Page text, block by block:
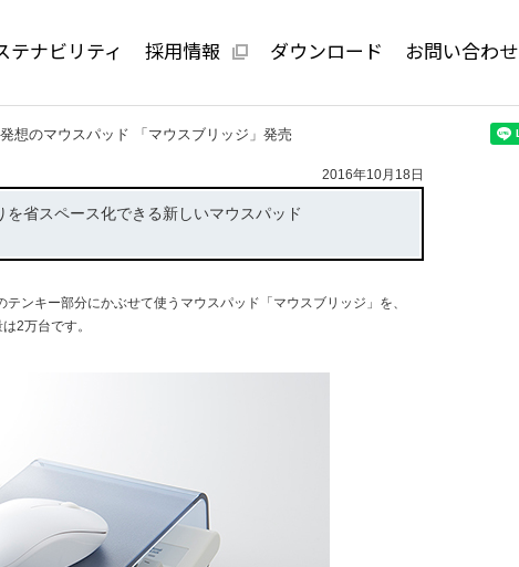
テナビリティ 採用情報 ダウンロード お問い合わせ
想のマウスパッド 「マウスブリッジ」発売
2016年10月18日
省スペース化できる新しいマウスパッド
ンキー部分にかぶせて使うマウスパッド「マウスブリッジ」を、
2万台です。